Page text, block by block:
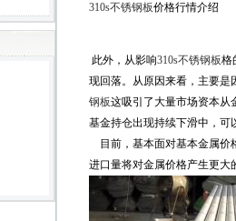
310s不锈钢板价格行情介绍
此外，从影响310s不锈钢板格
现回落。从原因来看，主要是
钢板这吸引了大量市场资本从
基金持仓出现持续下滑中，可
目前，基本面对基本金属价
进口量将对金属价格产生更大